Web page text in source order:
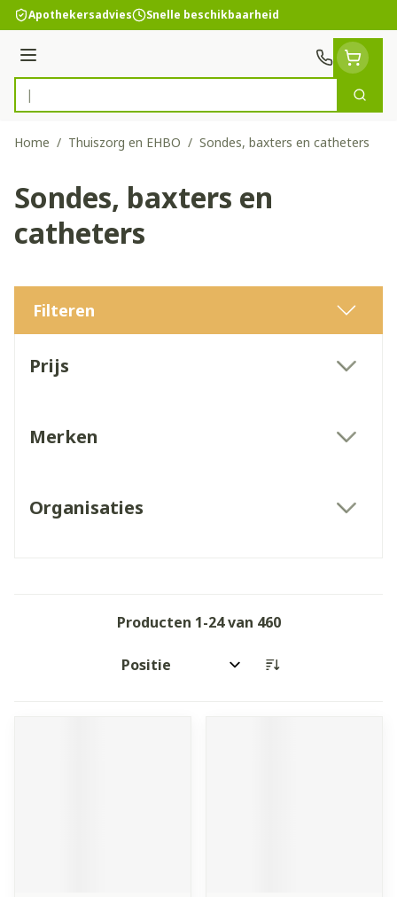
Ga naar de inhoud
Apothekersadvies Snelle beschikbaarheid
Menu
Product, merk, categorie...
Zoek
Home / Thuiszorg en EHBO / Sondes, baxters en catheters
Sondes, baxters en
catheters
Filteren
Prijs
Merken
Organisaties
Producten 1-24van 460
Sorteer op: